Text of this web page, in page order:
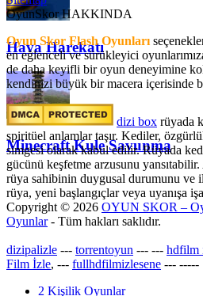
Hava Harekatı
Minecraft Kule Savunma
OyunSkor HAKKINDA
Oyun Skor Flash Oyunları
en eğlenceli ve sürükleyici
de daha keyifli bir oyun deneyimine
kendinizi büyük bir macera içerisinde
dizi box rüyada
spiritüel anlamlar taşır. Kediler,
simgesi olarak kabul edilir. Rüyada
gücünü keşfetme arzusunu yansıtabilir.
rüya sahibinin duygusal durumunu ve
rüya, yeni başlangıçlar veya uyanışa
Copyright © 2026 OYUN SKOR –
Oyunlar- Tüm hakları saklıdır.
dizipalizle --- torrentoyun --- --- hdfilm
Film İzle, --- fullhdfilmizlesene --- -----
2 Kişilik Oyunlar